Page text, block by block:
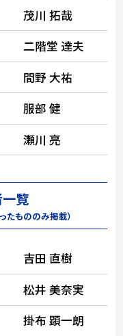
茂川 拓哉
二階堂 達夫
間野 大祐
服部 健
瀬川 亮
覧
たもののみ掲載）
吉田 直樹
松井 美奈実
掛布 顕一朗